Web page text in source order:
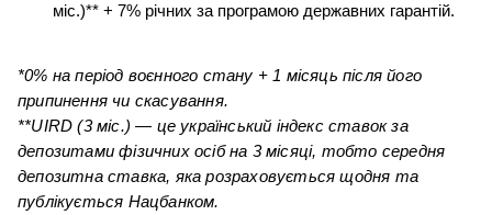
міс.)** + 7% річних за програмою державних гарантій.
*0% на період воєнного стану + 1 місяць після його
припинення чи скасування.
**UIRD (3 міс.) — це український індекс ставок за
депозитами фізичних осіб на 3 місяці, тобто середня
депозитна ставка, яка розраховується щодня та
публікується Нацбанком.